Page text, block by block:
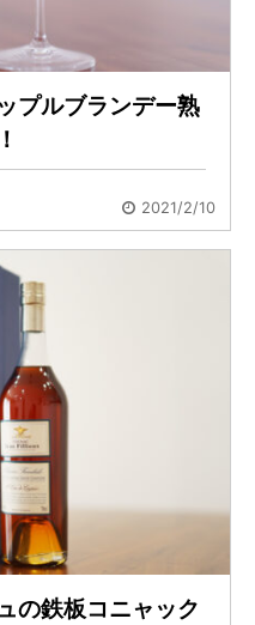
プルブランデー熟
2021/2/10
の鉄板コニャック